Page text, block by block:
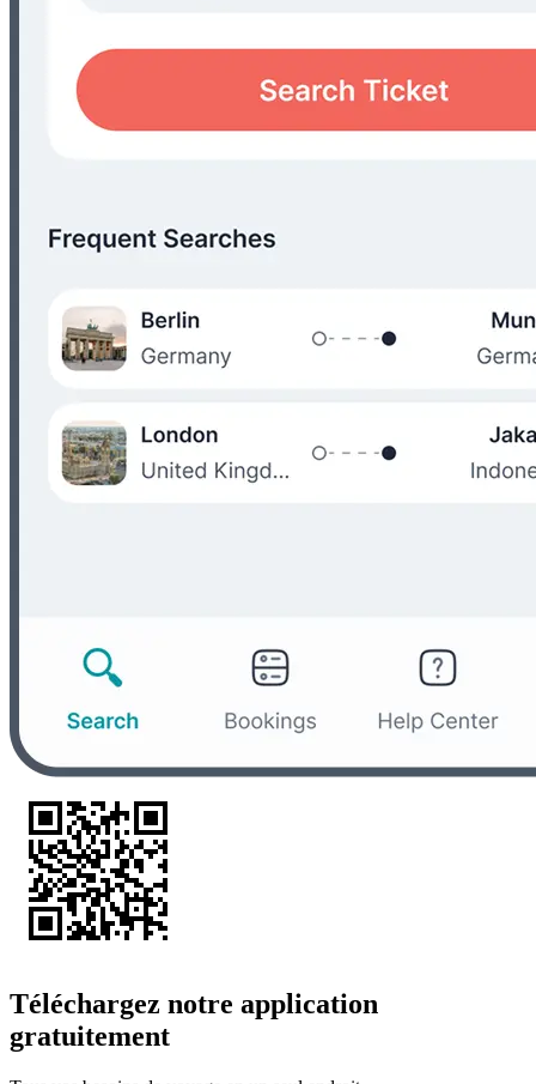
Téléchargez notre application
gratuitement